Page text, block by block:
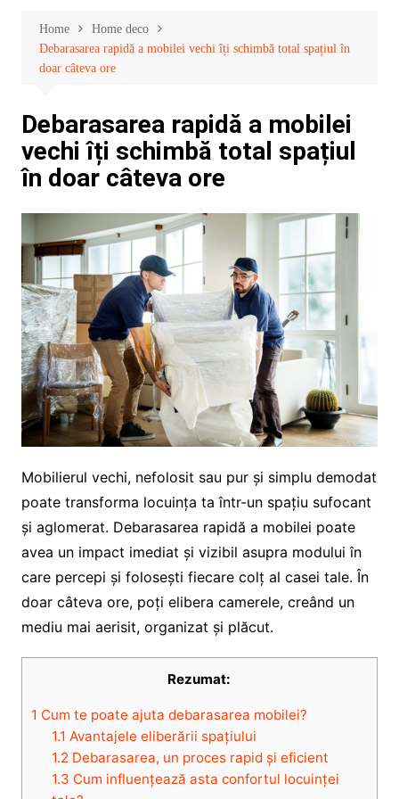
Home
Home deco
Debarasarea rapidă a mobilei vechi îți schimbă total spațiul în
doar câteva ore
Debarasarea rapidă a mobilei
vechi îți schimbă total spațiul
în doar câteva ore
Mobilierul vechi, nefolosit sau pur și simplu demodat
poate transforma locuința ta într-un spațiu sufocant
și aglomerat. Debarasarea rapidă a mobilei poate
avea un impact imediat și vizibil asupra modului în
care percepi și folosești fiecare colț al casei tale. În
doar câteva ore, poți elibera camerele, creând un
mediu mai aerisit, organizat și plăcut.
Rezumat:
1 Cum te poate ajuta debarasarea mobilei?
1.1 Avantajele eliberării spațiului
1.2 Debarasarea, un proces rapid și eficient
1.3 Cum influențează asta confortul locuinței